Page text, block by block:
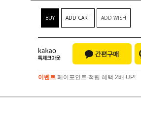
BUY ADD CART ADD WISH
이벤트 페이포인트 적립 혜택 2배 UP!